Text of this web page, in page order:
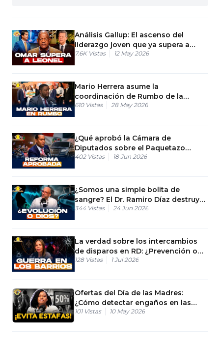
Análisis Gallup: El ascenso del
liderazgo joven que ya supera a
Leonel.
7.6K Vistas 12 May 2026
Mario Herrera asume la
coordinación de Rumbo de la
Mañana en RCC Media
610 Vistas 28 May 2026
¿Qué aprobó la Cámara de
Diputados sobre el Paquetazo
Tributario en RD?
402 Vistas 18 Jun 2026
¿Somos una simple bolita de
sangre? El Dr. Ramiro Díaz destruye
la lógica de José la Luz
344 Vistas 24 Jun 2026
La verdad sobre los intercambios
de disparos en RD: ¿Prevención o
ejecución?
128 Vistas 1 Jul 2026
Ofertas del Día de las Madres:
¿Cómo detectar engaños en las
tiendas?
101 Vistas 10 May 2026